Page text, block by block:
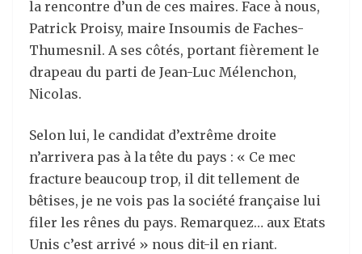
la rencontre d’un de ces maires. Face à nous,
Patrick Proisy, maire Insoumis de Faches-
Thumesnil. A ses côtés, portant fièrement le
drapeau du parti de Jean-Luc Mélenchon,
Nicolas.
Selon lui, le candidat d’extrême droite
n’arrivera pas à la tête du pays : « Ce mec
fracture beaucoup trop, il dit tellement de
bêtises, je ne vois pas la société française lui
filer les rênes du pays. Remarquez… aux Etats
Unis c’est arrivé » nous dit-il en riant.